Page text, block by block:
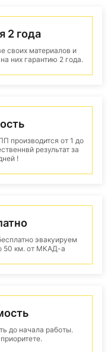
2 года
своих материалов и
них гарантию 2 года.
производится от 1 до
результат за
!
эвакуируем
50 км. от МКАД-а
до начала работы.